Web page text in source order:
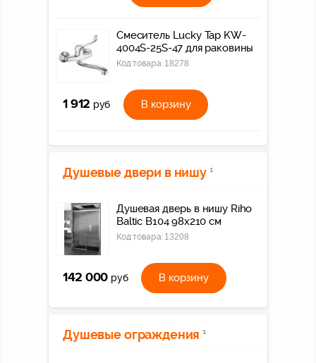
Смеситель Lucky Tap KW-
4004S-25S-47 для раковины
Код товара: 18278
1 912 руб В корзину
Душевые двери в нишу 1
Душевая дверь в нишу Riho
Baltic B104 98x210 см
Код товара: 13208
142 000 руб В корзину
Душевые ограждения 1